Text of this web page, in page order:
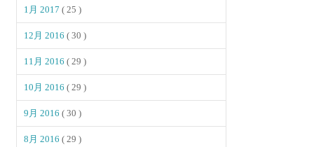
1月 2017( 25 )
12月 2016( 30 )
11月 2016( 29 )
10月 2016( 29 )
9月 2016( 30 )
8月 2016( 29 )